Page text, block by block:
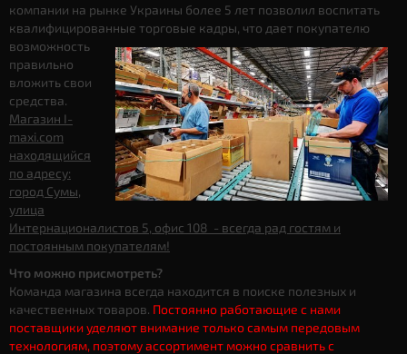
компании на рынке Украины более 5 лет позволил воспитать
квалифицированные торговые кадры, что дает покупателю
возможность
правильно
вложить свои
средства.
Магазин I-
maxi.com
находящийся
по адресу:
город Сумы,
улица
Интернационалистов 5, офис 108 - всегда рад гостям и
постоянным покупателям!
Что можно присмотреть?
Команда магазина всегда находится в поиске полезных и
качественных товаров. Постоянно работающие с нами
поставщики уделяют внимание только самым передовым
технологиям, поэтому ассортимент можно сравнить с